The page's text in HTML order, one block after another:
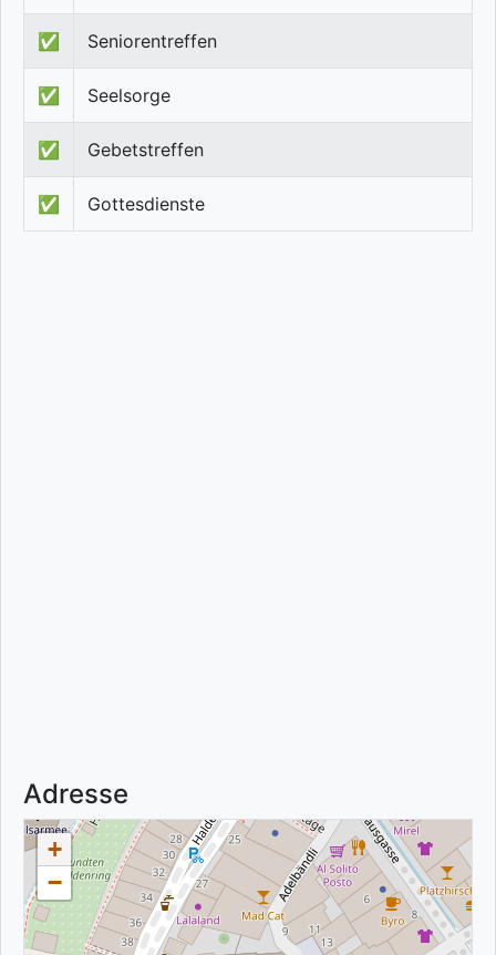
✅ Seniorentreffen
✅ Seelsorge
✅ Gebetstreffen
✅ Gottesdienste
Adresse
+
−